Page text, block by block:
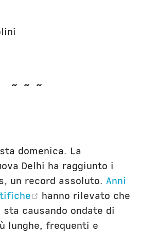
~ ~ ~
domenica. La
Delhi ha raggiunto i
un record assoluto. Anni
(opens new
hanno rilevato che
causando ondate di
lunghe, frequenti e